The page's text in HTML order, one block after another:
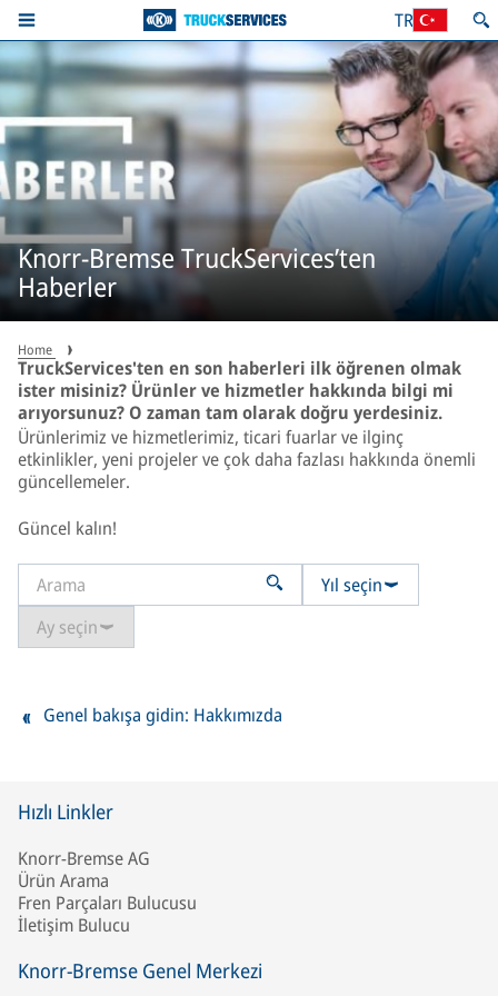
TR
Knorr-Bremse TruckServices’ten
Haberler
Home
TruckServices'ten en son haberleri ilk öğrenen olmak
ister misiniz? Ürünler ve hizmetler hakkında bilgi mi
arıyorsunuz? O zaman tam olarak doğru yerdesiniz.
Ürünlerimiz ve hizmetlerimiz, ticari fuarlar ve ilginç
etkinlikler, yeni projeler ve çok daha fazlası hakkında önemli
güncellemeler.
Güncel kalın!
Yıl seçin
Ay seçin
Genel bakışa gidin: Hakkımızda
Hızlı Linkler
Knorr-Bremse AG
Ürün Arama
Fren Parçaları Bulucusu
İletişim Bulucu
Knorr-Bremse Genel Merkezi